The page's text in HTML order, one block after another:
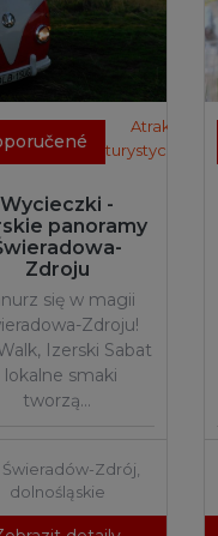
Atrakcje
turystyczne
Wycieczki -
panoramy
Zdroju
się w magii
Zdroju!
Izerski Sabat
lokalne smaki
tworzą…
Świeradów-Zdrój,
dolnośląskie